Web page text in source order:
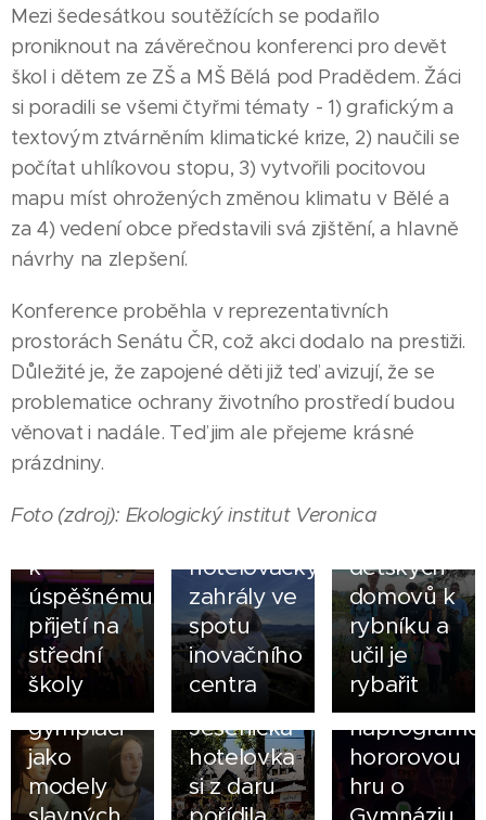
Mezi šedesátkou soutěžících se podařilo
proniknout na závěrečnou konferenci pro devět
škol i dětem ze ZŠ a MŠ Bělá pod Pradědem. Žáci
si poradili se všemi čtyřmi tématy - 1) grafickým a
textovým ztvárněním klimatické krize, 2) naučili se
počítat uhlíkovou stopu, 3) vytvořili pocitovou
mapu míst ohrožených změnou klimatu v Bělé a
za 4) vedení obce představili svá zjištění, a hlavně
návrhy na zlepšení.
Konference proběhla v reprezentativních
prostorách Senátu ČR, což akci dodalo na prestiži.
Důležité je, že zapojené děti již teď avizují, že se
problematice ochrany životního prostředí budou
věnovat i nadále. Teď jim ale přejeme krásné
prázdniny.
Foto (zdroj): Ekologický institut Veronica
05.08.2026
ZŠ Česká
Ves
dovedla
všechny
své
k
úspěšnému
přijetí na
střední
školy
02.08.2026
hotelovačky
zahrály ve
spotu
inovačního
centra
17.07.2026
Spolek
přivedl
dětských
domovů k
rybníku a
učil je
rybařit
12.07.2026
Zážitková
výuka:
gympláci
jako
modely
09.07.2026
Jesenická
hotelovka
si z daru
05.07.2026
Viktorie
Žáková a
Patrik
Peca
hororovou
hru o